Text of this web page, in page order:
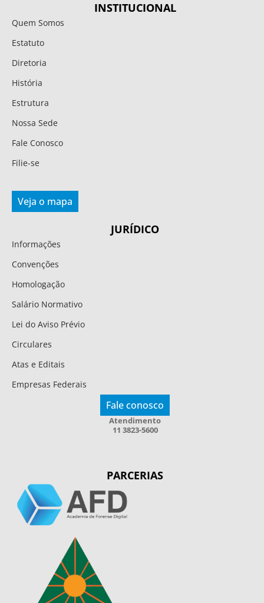
INSTITUCIONAL
Quem Somos
Estatuto
Diretoria
História
Estrutura
Nossa Sede
Fale Conosco
Filie-se
Veja o mapa
JURÍDICO
Informações
Convenções
Homologação
Salário Normativo
Lei do Aviso Prévio
Circulares
Atas e Editais
Empresas Federais
Fale conosco
Atendimento
11 3823-5600
PARCERIAS